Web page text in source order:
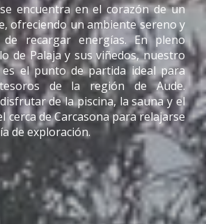
encuentra en el corazón de un
ofreciendo un ambiente sereno y
recargar energías. En pleno
de Palaja y sus viñedos, nuestro
es el punto de partida ideal para
de la región de Aude.
de la piscina, la sauna y el
cerca de Carcasona para relajarse
de exploración.